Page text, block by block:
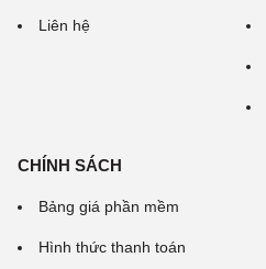
Liên hệ
CHÍNH SÁCH
Bảng giá phần mềm
Hình thức thanh toán